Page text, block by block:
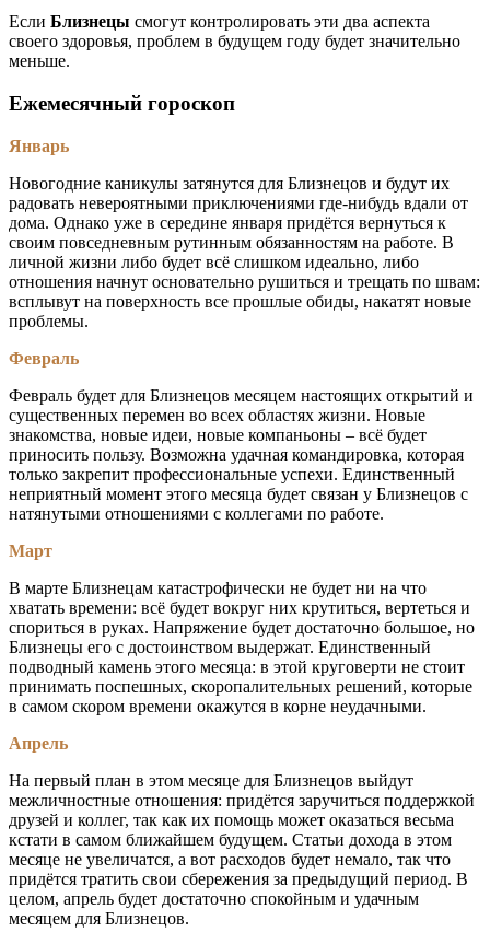
Если Близнецы смогут контролировать эти два аспекта
своего здоровья, проблем в будущем году будет значительно
меньше.
Ежемесячный гороскоп
Январь
Новогодние каникулы затянутся для Близнецов и будут их
радовать невероятными приключениями где-нибудь вдали от
дома. Однако уже в середине января придётся вернуться к
своим повседневным рутинным обязанностям на работе. В
личной жизни либо будет всё слишком идеально, либо
отношения начнут основательно рушиться и трещать по швам:
всплывут на поверхность все прошлые обиды, накатят новые
проблемы.
Февраль
Февраль будет для Близнецов месяцем настоящих открытий и
существенных перемен во всех областях жизни. Новые
знакомства, новые идеи, новые компаньоны – всё будет
приносить пользу. Возможна удачная командировка, которая
только закрепит профессиональные успехи. Единственный
неприятный момент этого месяца будет связан у Близнецов с
натянутыми отношениями с коллегами по работе.
Март
В марте Близнецам катастрофически не будет ни на что
хватать времени: всё будет вокруг них крутиться, вертеться и
спориться в руках. Напряжение будет достаточно большое, но
Близнецы его с достоинством выдержат. Единственный
подводный камень этого месяца: в этой круговерти не стоит
принимать поспешных, скоропалительных решений, которые
в самом скором времени окажутся в корне неудачными.
Апрель
На первый план в этом месяце для Близнецов выйдут
межличностные отношения: придётся заручиться поддержкой
друзей и коллег, так как их помощь может оказаться весьма
кстати в самом ближайшем будущем. Статьи дохода в этом
месяце не увеличатся, а вот расходов будет немало, так что
придётся тратить свои сбережения за предыдущий период. В
целом, апрель будет достаточно спокойным и удачным
месяцем для Близнецов.